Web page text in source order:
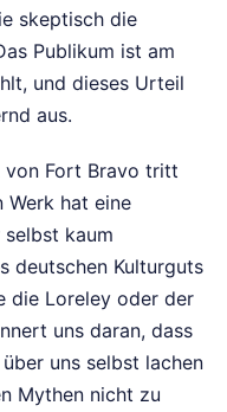
skeptisch die
Publikum ist am
und dieses Urteil
aus.
von Fort Bravo tritt
Werk hat eine
kaum
deutschen Kulturguts
die Loreley oder der
uns daran, dass
uns selbst lachen
Mythen nicht zu